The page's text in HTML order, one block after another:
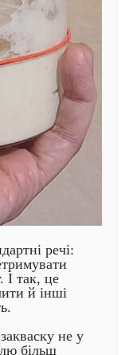
речі:
І так, це
й інші
не у
більш